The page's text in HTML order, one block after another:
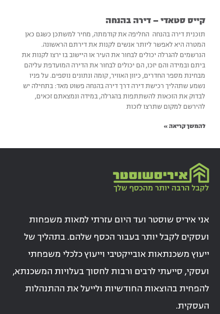
קייס סטאדי – דירה בהנחה
תוכנית דירה בהנחה החליפה את קודמתה, מחיר למשתכן כשגם כאן
המטרה היא לאפשר ליותר אנשים לקנות את דירתם הראשונה.
הנרשמים להגרלה יכולים לבחור את העיר או היישוב בו ירצו לקנות את
ביתם ובמידה והם יזכו, הם יכולים לבחור את הדירה המועדפת עליהם
מבחינת מספר החדרים, כיוון האוויר, קומה ונתונים נוספים. על פניו
נשמע שתהליך רכישת דירה דרך דירה בהנחה פשוט מאד: בתחילה יש
לבדוק את הזכאות להשתתפות בהגרלה, במידה ונמצאתם זכאים,
להירשם למקום שתרצו לזכות
להמשך קריאה »
אני איריס שוסטר ועד היום עזרתי למאות משפחות
ועסקים לקבל יותר בעבור הכסף שלהם. בתהליך של
ייעוץ משכנתאות אובייקטיבי וייעוץ כלכלי משפחתי
ועסקי, סייעתי לרבים ורבות לחסוך בעלויות המשכנתא,
להפחית בהוצאות החודשיות ולייעל את ההתנהלות
העסקית.